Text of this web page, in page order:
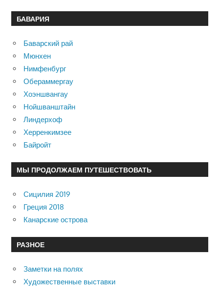
БАВАРИЯ
Баварский рай
Мюнхен
Нимфенбург
Обераммергау
Хоэншвангау
Нойшванштайн
Линдерхоф
Херренкимзее
Байройт
МЫ ПРОДОЛЖАЕМ ПУТЕШЕСТВОВАТЬ
Сицилия 2019
Греция 2018
Канарские острова
РАЗНОЕ
Заметки на полях
Художественные выставки